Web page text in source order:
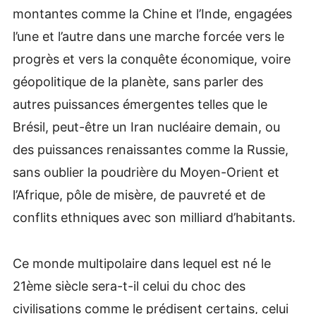
montantes comme la Chine et l’Inde, engagées
l’une et l’autre dans une marche forcée vers le
progrès et vers la conquête économique, voire
géopolitique de la planète, sans parler des
autres puissances émergentes telles que le
Brésil, peut-être un Iran nucléaire demain, ou
des puissances renaissantes comme la Russie,
sans oublier la poudrière du Moyen-Orient et
l’Afrique, pôle de misère, de pauvreté et de
conflits ethniques avec son milliard d’habitants.
Ce monde multipolaire dans lequel est né le
21ème siècle sera-t-il celui du choc des
civilisations comme le prédisent certains, celui